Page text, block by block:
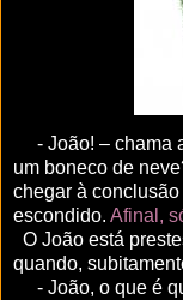
- João! – chama
um boneco de
chegar à
escondido. Afinal,
O João está
quando,
- João, o que é